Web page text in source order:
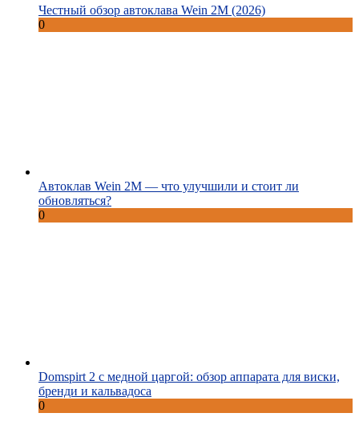
Честный обзор автоклава Wein 2M (2026)
0
Автоклав Wein 2M — что улучшили и стоит ли
обновляться?
0
Domspirt 2 с медной царгой: обзор аппарата для виски,
бренди и кальвадоса
0